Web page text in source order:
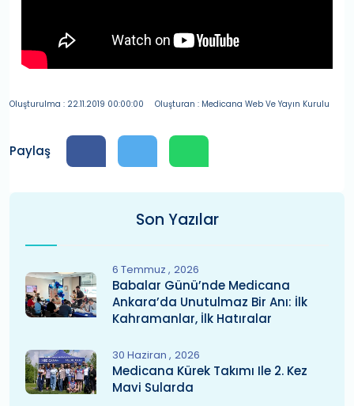
Oluşturulma : 22.11.2019 00:00:00 Oluşturan : Medicana Web Ve Yayın Kurulu
Paylaş
Son Yazılar
6 Temmuz 2026
Babalar Günü’nde Medicana
Ankara’da Unutulmaz Bir Anı: İlk
Kahramanlar, İlk Hatıralar
30 Haziran 2026
Medicana Kürek Takımı Ile 2. Kez
Mavi Sularda